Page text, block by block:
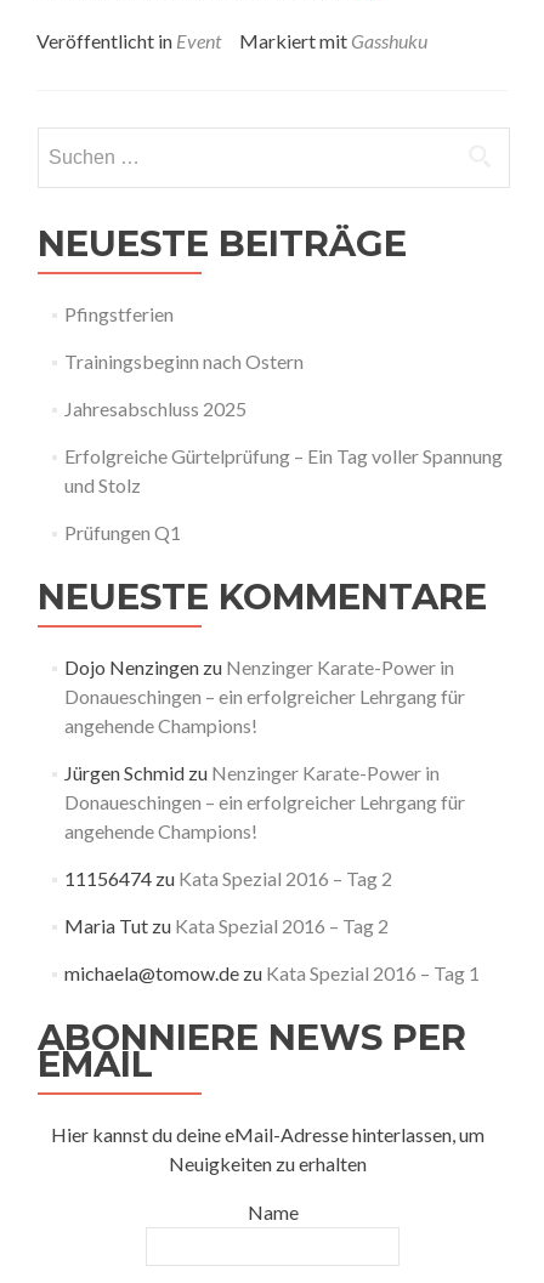
about
2016
Veröffentlicht in Event Markiert mit Gasshuku
nach:
NEUESTE BEITRÄGE
Pfingstferien
Trainingsbeginn nach Ostern
Jahresabschluss 2025
Erfolgreiche Gürtelprüfung – Ein Tag voller Spannung
und Stolz
Prüfungen Q1
NEUESTE KOMMENTARE
Dojo Nenzingenzu Nenzinger Karate-Power in
Donaueschingen – ein erfolgreicher Lehrgang für
angehende Champions!
Jürgen Schmidzu Nenzinger Karate-Power in
Donaueschingen – ein erfolgreicher Lehrgang für
angehende Champions!
11156474zu Kata Spezial 2016 – Tag 2
Maria Tutzu Kata Spezial 2016 – Tag 2
michaela@tomow.dezu Kata Spezial 2016 – Tag 1
ABONNIERE NEWS PER
EMAIL
Hier kannst du deine eMail-Adresse hinterlassen, um
Neuigkeiten zu erhalten
Name